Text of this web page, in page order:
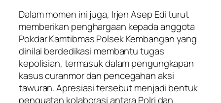
Dalam momen ini juga, Irjen Asep Edi turut
memberikan penghargaan kepada anggota
Pokdar Kamtibmas Polsek Kembangan yang
dinilai berdedikasi membantu tugas
kepolisian, termasuk dalam pengungkapan
kasus curanmor dan pencegahan aksi
tawuran. Apresiasi tersebut menjadi bentuk
penguatan kolaborasi antara Polri dan